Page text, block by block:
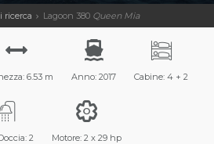
ricerca Lagoon 380 Queen Mia
6.53 m Anno: 2017 Cabine: 4 + 2
2 Motore: 2 x 29 hp